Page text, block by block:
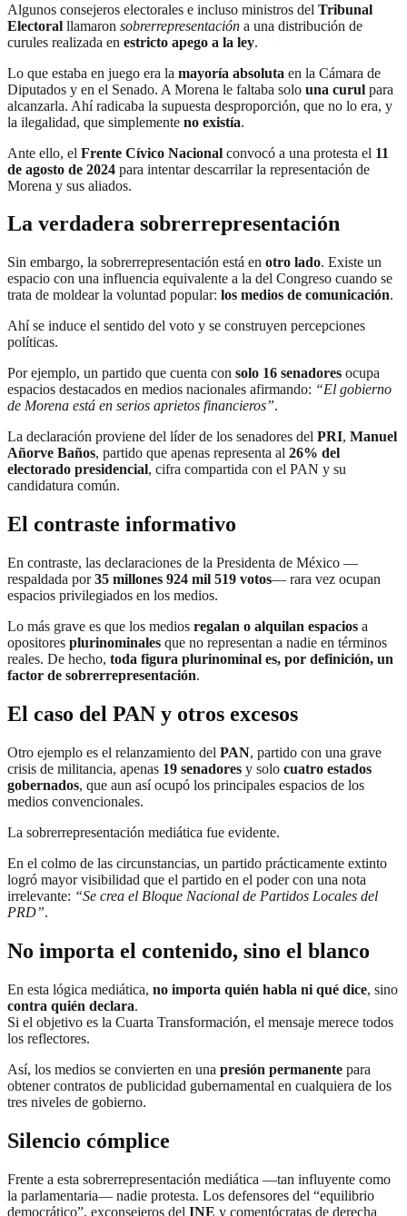
Algunos consejeros electorales e incluso ministros del Tribunal
Electoral llamaron sobrerrepresentación a una distribución de
curules realizada en estricto apego a la ley.
Lo que estaba en juego era la mayoría absoluta en la Cámara de
Diputados y en el Senado. A Morena le faltaba solo una curul para
alcanzarla. Ahí radicaba la supuesta desproporción, que no lo era, y
la ilegalidad, que simplemente no existía.
Ante ello, el Frente Cívico Nacional convocó a una protesta el 11
de agosto de 2024 para intentar descarrilar la representación de
Morena y sus aliados.
La verdadera sobrerrepresentación
Sin embargo, la sobrerrepresentación está en otro lado. Existe un
espacio con una influencia equivalente a la del Congreso cuando se
trata de moldear la voluntad popular: los medios de comunicación.
Ahí se induce el sentido del voto y se construyen percepciones
políticas.
Por ejemplo, un partido que cuenta con solo 16 senadores ocupa
espacios destacados en medios nacionales afirmando: “El gobierno
de Morena está en serios aprietos financieros”.
La declaración proviene del líder de los senadores del PRI, Manuel
Añorve Baños, partido que apenas representa al 26% del
electorado presidencial, cifra compartida con el PAN y su
candidatura común.
El contraste informativo
En contraste, las declaraciones de la Presidenta de México —
respaldada por35 millones 924 mil 519 votos— rara vez ocupan
espacios privilegiados en los medios.
Lo más grave es que los medios regalan o alquilan espacios a
opositores plurinominales que no representan a nadie en términos
reales. De hecho, toda figura plurinominal es, por definición, un
factor de sobrerrepresentación.
El caso del PAN y otros excesos
Otro ejemplo es el relanzamiento del PAN, partido con una grave
crisis de militancia, apenas 19 senadores y solo cuatro estados
gobernados, que aun así ocupó los principales espacios de los
medios convencionales.
La sobrerrepresentación mediática fue evidente.
En el colmo de las circunstancias, un partido prácticamente extinto
logró mayor visibilidad que el partido en el poder con una nota
irrelevante: “Se crea el Bloque Nacional de Partidos Locales del
PRD”.
No importa el contenido, sino el blanco
En esta lógica mediática, no importa quién habla ni qué dice, sino
contra quién declara.
Si el objetivo es la Cuarta Transformación, el mensaje merece todos
los reflectores.
Así, los medios se convierten en una presión permanente para
obtener contratos de publicidad gubernamental en cualquiera de los
tres niveles de gobierno.
Silencio cómplice
Frente a esta sobrerrepresentación mediática —tan influyente como
la parlamentaria— nadie protesta. Los defensores del “equilibrio
democrático”, exconsejeros del INE y comentócratas de derecha